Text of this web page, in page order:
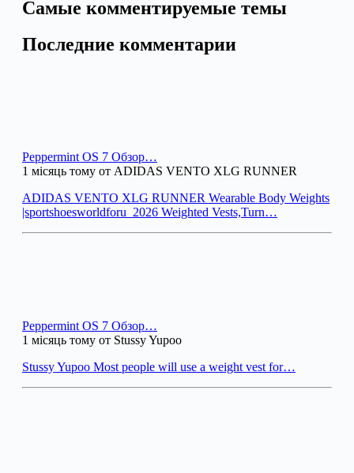
Самые комментируемые темы
Последние комментарии
Peppermint OS 7 Обзор…
1 місяць тому от ADIDAS VENTO XLG RUNNER
ADIDAS VENTO XLG RUNNER Wearable Body Weights
|sportshoesworldforu_2026 Weighted Vests,Turn…
Peppermint OS 7 Обзор…
1 місяць тому от Stussy Yupoo
Stussy Yupoo Most people will use a weight vest for…